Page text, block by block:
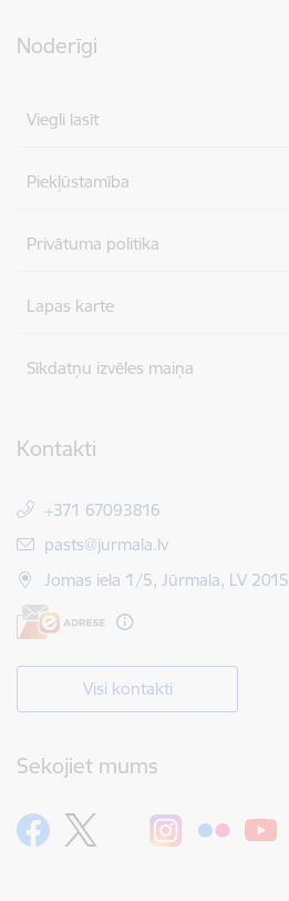
Noderīgi
Viegli lasīt
Piekļūstamība
Privātuma politika
Lapas karte
Sīkdatņu izvēles maiņa
Kontakti
+371 67093816
E-pasts:
pasts@jurmala.lv
Jomas iela 1/5, Jūrmala, LV 2015
Visi kontakti
Sekojiet mums